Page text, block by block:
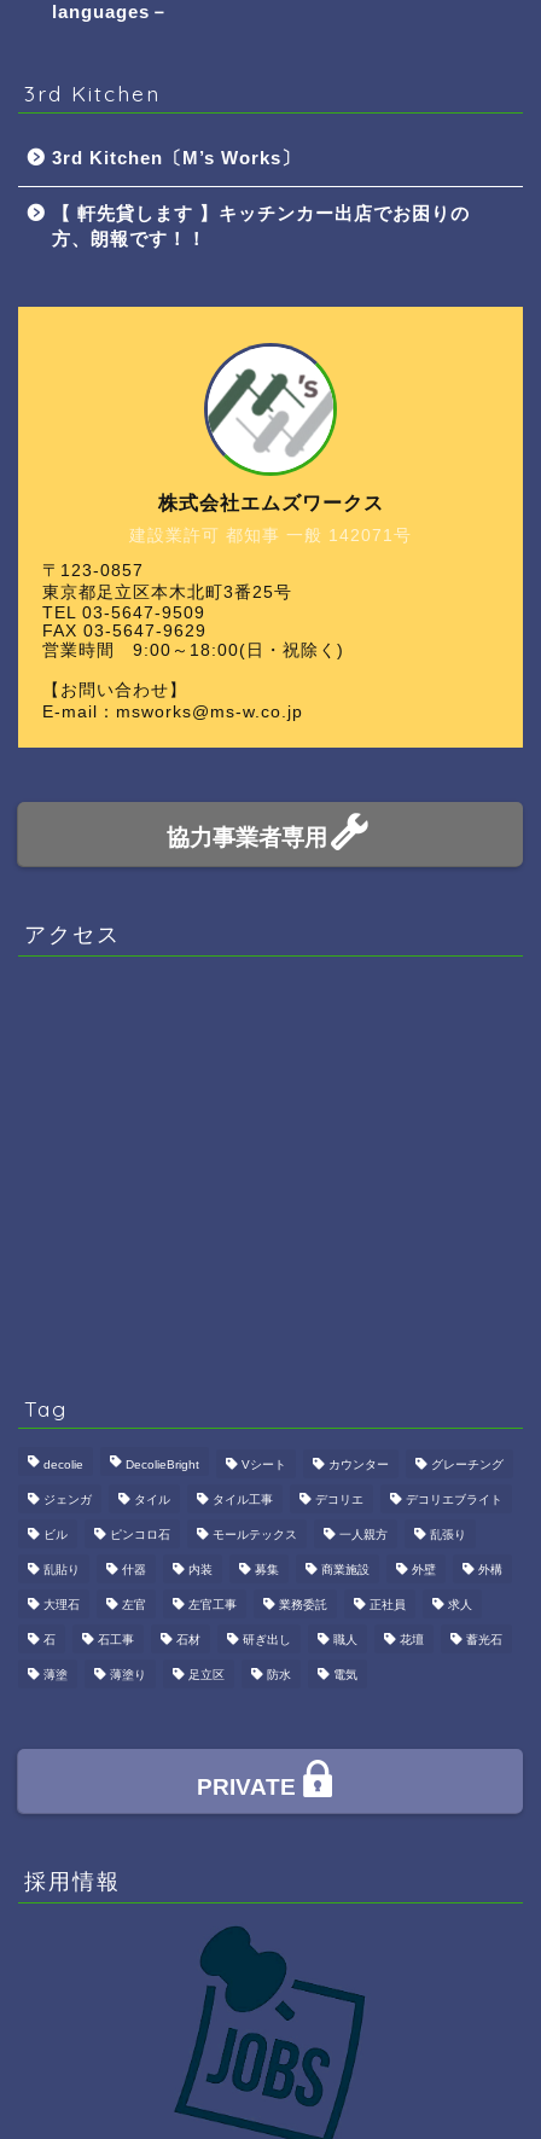
languages－
3rd Kitchen
3rd Kitchen〔M’s Works〕
【 軒先貸します 】キッチンカー出店でお困りの
方、朗報です！！
建設業許可 都知事 一般 142071号
株式会社エムズワークス
〒123-0857
東京都足立区本木北町3番25号
TEL 03-5647-9509
FAX 03-5647-9629
営業時間 9:00～18:00(日・祝除く)
【お問い合わせ】
E-mail：msworks@ms-w.co.jp
協力事業者専用
アクセス
Tag
decolie DecolieBright Vシート カウンター グレーチング
ジェンガ タイル タイル工事 デコリエ デコリエブライト
ビル ピンコロ石 モールテックス 一人親方 乱張り
乱貼り 什器 内装 募集 商業施設 外壁 外構
大理石 左官 左官工事 業務委託 正社員 求人
石 石工事 石材 研ぎ出し 職人 花壇 蓄光石
薄塗 薄塗り 足立区 防水 電気
PRIVATE
採用情報